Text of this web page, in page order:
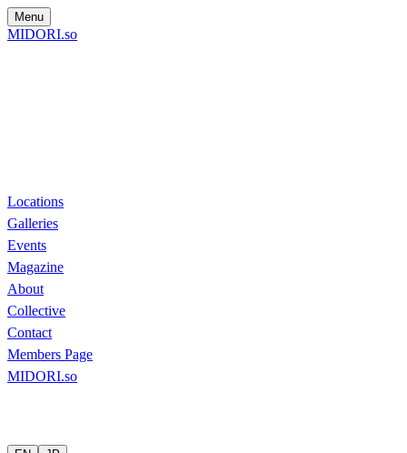
Menu
MIDORI.so
Locations
Galleries
Events
Magazine
About
Collective
Contact
Members Page
MIDORI.so